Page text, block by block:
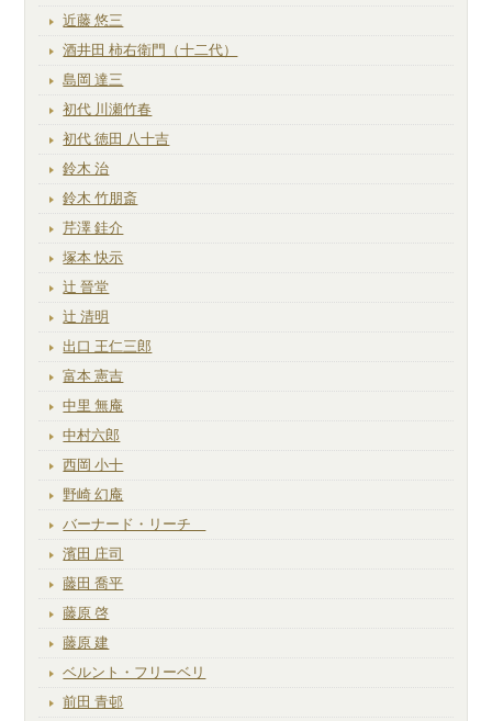
近藤 悠三
酒井田 柿右衛門（十二代）
島岡 達三
初代 川瀬竹春
初代 徳田 八十吉
鈴木 治
鈴木 竹朋斎
芹澤 銈介
塚本 快示
辻 晉堂
辻 清明
出口 王仁三郎
富本 憲吉
中里 無庵
中村六郎
西岡 小十
野崎 幻庵
バーナード・リーチ
濱田 庄司
藤田 喬平
藤原 啓
藤原 建
ベルント・フリーベリ
前田 青邨